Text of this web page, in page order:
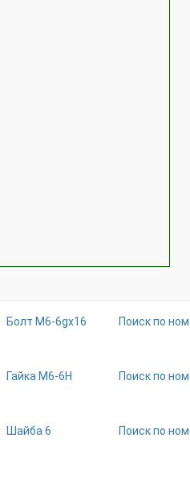
Болт М6-6gх16 Поиск по
Гайка М6-6Н Поиск по
Шайба 6 Поиск по